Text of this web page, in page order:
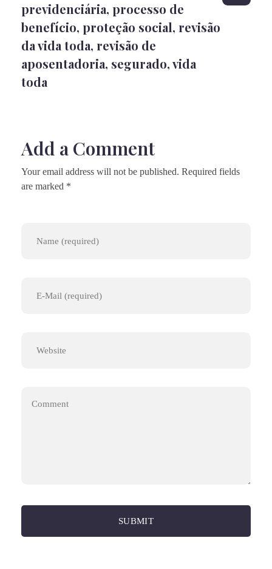
previdenciária, processo de
benefício, proteção social, revisão
da vida toda, revisão de
aposentadoria, segurado,vida
toda
Add a Comment
Your email address will not be published. Required fields
are marked *